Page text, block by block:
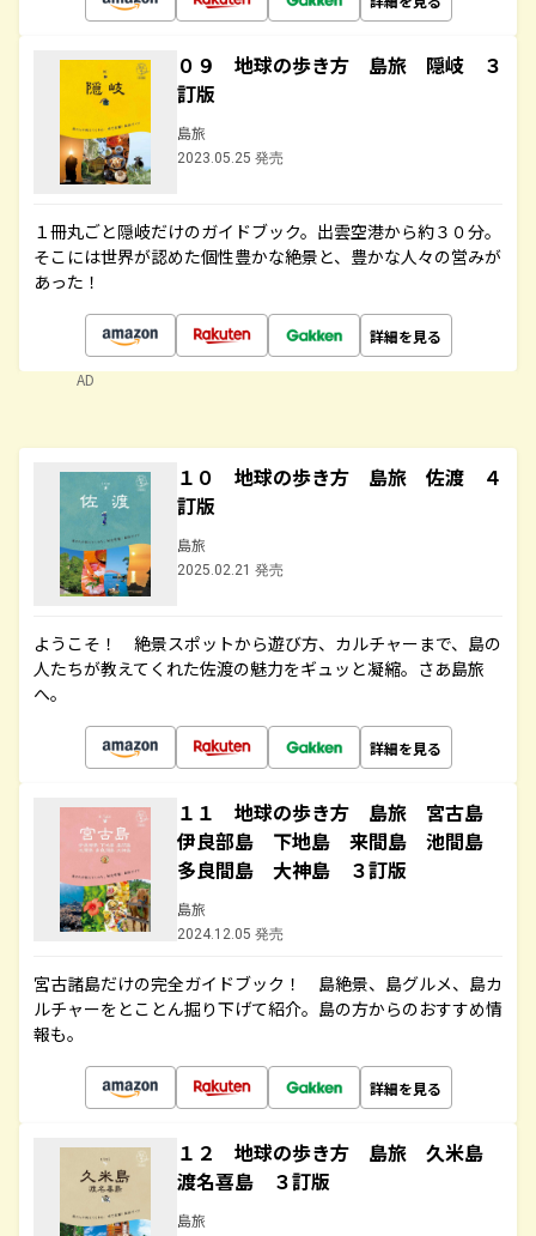
０９ 地球の歩き方 島旅 隠岐 ３
訂版
島旅
2023.05.25 発売
１冊丸ごと隠岐だけのガイドブック。出雲空港から約３０分。
そこには世界が認めた個性豊かな絶景と、豊かな人々の営みが
あった！
詳細を見る
AD
１０ 地球の歩き方 島旅 佐渡 ４
訂版
島旅
2025.02.21 発売
ようこそ！ 絶景スポットから遊び方、カルチャーまで、島の
人たちが教えてくれた佐渡の魅力をギュッと凝縮。さあ島旅
へ。
詳細を見る
１１ 地球の歩き方 島旅 宮古島
伊良部島 下地島 来間島 池間島
多良間島 大神島 ３訂版
島旅
2024.12.05 発売
宮古諸島だけの完全ガイドブック！ 島絶景、島グルメ、島カ
ルチャーをとことん掘り下げて紹介。島の方からのおすすめ情
報も。
詳細を見る
１２ 地球の歩き方 島旅 久米島
渡名喜島 ３訂版
島旅